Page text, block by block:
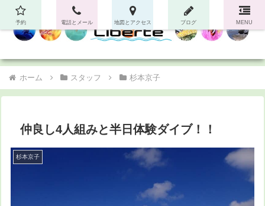
ホーム スタッフ 杉本京子
仲良し4人組みと半日体験ダイブ！！
杉本京子
予約 電話とメール 地図とアクセス ブログ MENU